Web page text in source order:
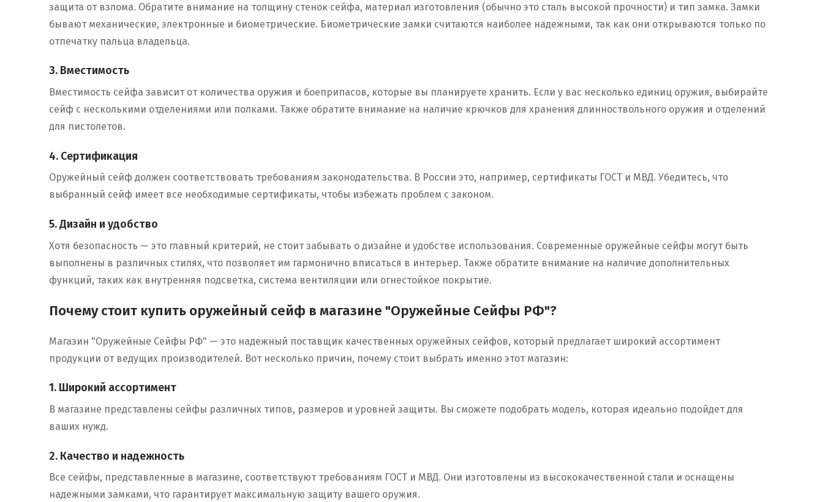
защита от взлома. Обратите внимание на толщину стенок сейфа, материал изготовления (обычно это сталь высокой прочности) и тип замка. Замки
бывают механические, электронные и биометрические. Биометрические замки считаются наиболее надежными, так как они открываются только по
отпечатку пальца владельца.
3. Вместимость
Вместимость сейфа зависит от количества оружия и боеприпасов, которые вы планируете хранить. Если у вас несколько единиц оружия, выбирайте
сейф с несколькими отделениями или полками. Также обратите внимание на наличие крючков для хранения длинноствольного оружия и отделений
для пистолетов.
4. Сертификация
Оружейный сейф должен соответствовать требованиям законодательства. В России это, например, сертификаты ГОСТ и МВД. Убедитесь, что
выбранный сейф имеет все необходимые сертификаты, чтобы избежать проблем с законом.
5. Дизайн и удобство
Хотя безопасность — это главный критерий, не стоит забывать о дизайне и удобстве использования. Современные оружейные сейфы могут быть
выполнены в различных стилях, что позволяет им гармонично вписаться в интерьер. Также обратите внимание на наличие дополнительных
функций, таких как внутренняя подсветка, система вентиляции или огнестойкое покрытие.
Почему стоит купить оружейный сейф в магазине "Оружейные Сейфы РФ"?
Магазин "Оружейные Сейфы РФ" — это надежный поставщик качественных оружейных сейфов, который предлагает широкий ассортимент
продукции от ведущих производителей. Вот несколько причин, почему стоит выбрать именно этот магазин:
1. Широкий ассортимент
В магазине представлены сейфы различных типов, размеров и уровней защиты. Вы сможете подобрать модель, которая идеально подойдет для
ваших нужд.
2. Качество и надежность
Все сейфы, представленные в магазине, соответствуют требованиям ГОСТ и МВД. Они изготовлены из высококачественной стали и оснащены
надежными замками, что гарантирует максимальную защиту вашего оружия.